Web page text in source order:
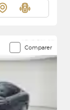
Comparer